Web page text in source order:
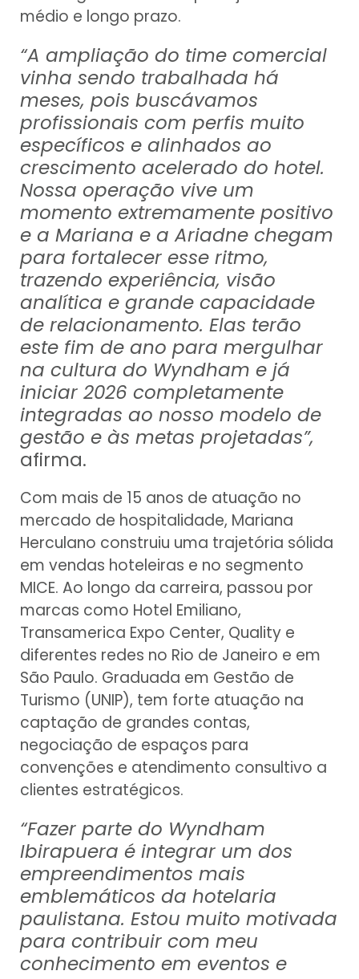
médio e longo prazo.
“A ampliação do time comercial
vinha sendo trabalhada há
meses, pois buscávamos
profissionais com perfis muito
específicos e alinhados ao
crescimento acelerado do hotel.
Nossa operação vive um
momento extremamente positivo
e a Mariana e a Ariadne chegam
para fortalecer esse ritmo,
trazendo experiência, visão
analítica e grande capacidade
de relacionamento. Elas terão
este fim de ano para mergulhar
na cultura do Wyndham e já
iniciar 2026 completamente
integradas ao nosso modelo de
gestão e às metas projetadas”,
afirma.
Com mais de 15 anos de atuação no
mercado de hospitalidade, Mariana
Herculano construiu uma trajetória sólida
em vendas hoteleiras e no segmento
MICE. Ao longo da carreira, passou por
marcas como Hotel Emiliano,
Transamerica Expo Center, Quality e
diferentes redes no Rio de Janeiro e em
São Paulo. Graduada em Gestão de
Turismo (UNIP), tem forte atuação na
captação de grandes contas,
negociação de espaços para
convenções e atendimento consultivo a
clientes estratégicos.
“Fazer parte do Wyndham
Ibirapuera é integrar um dos
empreendimentos mais
emblemáticos da hotelaria
paulistana. Estou muito motivada
para contribuir com meu
conhecimento em eventos e